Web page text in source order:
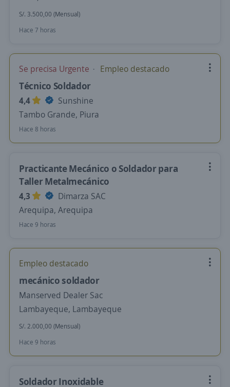
S/. 3.500,00 (Mensual)
Hace 7 horas
Se precisa Urgente Empleo destacado
Técnico Soldador
4,4
Sunshine
Tambo Grande, Piura
Hace 8 horas
Practicante Mecánico o Soldador para
Taller Metalmecánico
4,3
Dimarza SAC
Arequipa, Arequipa
Hace 9 horas
Empleo destacado
mecánico soldador
Manserved Dealer Sac
Lambayeque, Lambayeque
S/. 2.000,00 (Mensual)
Hace 9 horas
Soldador Inoxidable